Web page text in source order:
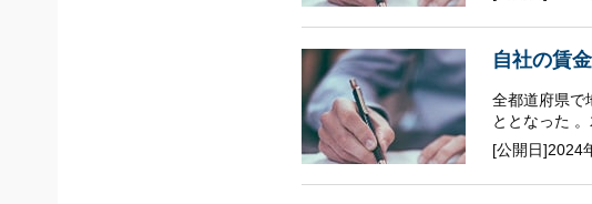
自社の賃
全都道府県で
ととなった
[公開日]2024